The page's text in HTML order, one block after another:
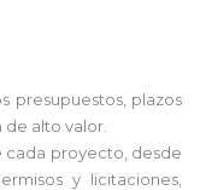
presupuestos, plazos
alto valor.
cada proyecto, desde
y licitaciones,